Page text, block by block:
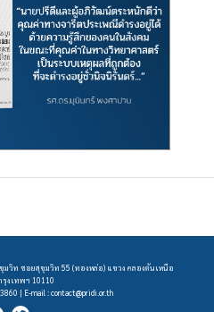
วิท ซอยสุขุมวิท 55 (ทองหล่อ) แขวง คลองตันเหนือ
งเทพฯ 10110
| E-mail :contact@pridi.or.th